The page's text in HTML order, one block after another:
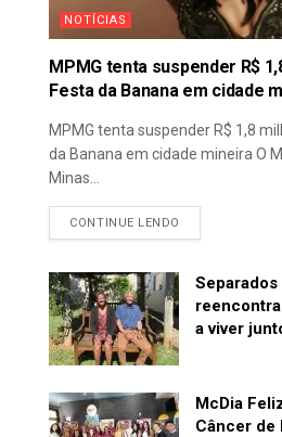
NOTÍCIAS
MPMG tenta suspender R$
Festa da Banana em cidade
MPMG tenta suspender R$ 1,8
da Banana em cidade mineira O
Minas...
CONTINUE LENDO
a viver
McDia
Câncer de